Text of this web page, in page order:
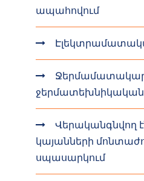
ապահովում
ջերմատեխնիկական
Վերականգնվող
կայանների
սպասարկում